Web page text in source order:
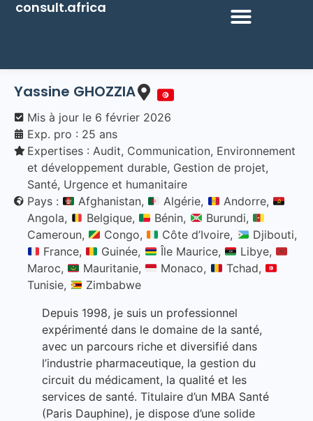
consult.africa
Yassine GHOZZIA
Mis à jour le 6 février 2026
Exp. pro : 25 ans
Expertises : Audit, Communication, Environnement
et développement durable, Gestion de projet,
Santé, Urgence et humanitaire
Pays :
Afghanistan, Algérie,
Andorre,
Angola,
Belgique, Bénin,
Burundi,
Cameroun,
Congo, Côte d’Ivoire,
Djibouti,
France,
Guinée, Île Maurice,
Libye,
Maroc,
Mauritanie, Monaco,
Tchad,
Tunisie,
Zimbabwe
Depuis 1998, je suis un professionnel
expérimenté dans le domaine de la santé,
avec un parcours riche et diversifié dans
l’industrie pharmaceutique, la gestion du
circuit du médicament, la qualité et les
services de santé. Titulaire d’un MBA Santé
(Paris Dauphine), je dispose d’une solide